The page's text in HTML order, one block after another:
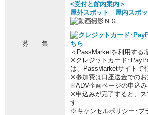
<受付と館内案内＞
屋外スポット
屋内スポッ
募 集
＜PassMarketを利用する
※クレジットカード･
は、PassMarketサイトで
※参加費は口座送金での
※ADV企画ページの申込
※申込みが完了すると、
す
※キャンセルポリシー･プ